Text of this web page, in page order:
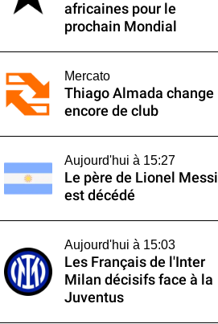
africaines pour le
prochain Mondial
Mercato
Thiago Almada change
encore de club
Aujourd'hui à 15:27
Le père de Lionel Messi
est décédé
Aujourd'hui à 15:03
Les Français de l'Inter
Milan décisifs face à la
Juventus